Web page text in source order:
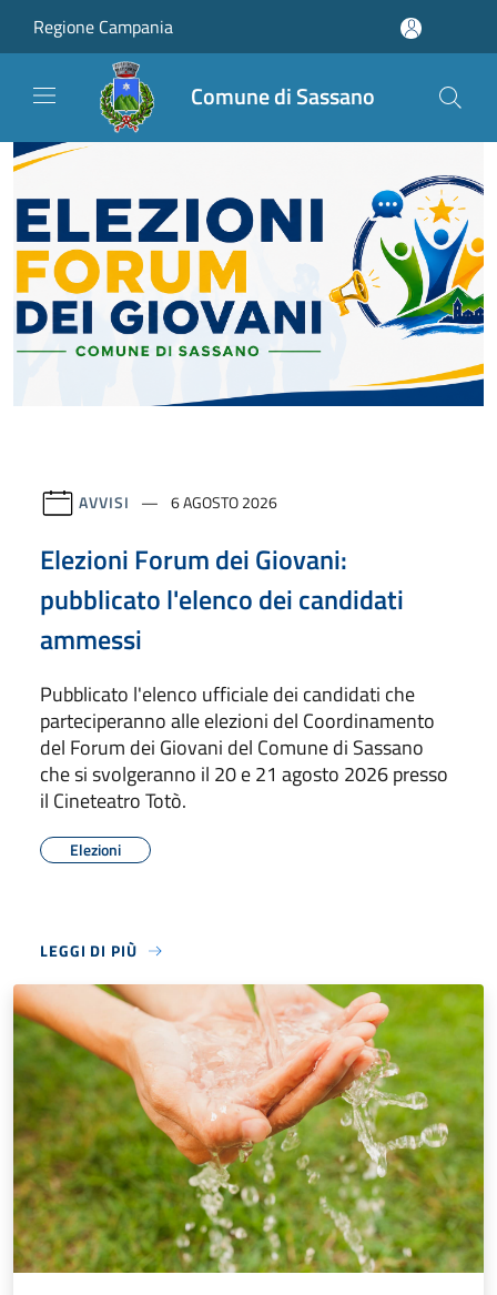
Regione Campania
Comune di Sassano
AVVISI 6 AGOSTO 2026
Elezioni Forum dei Giovani:
pubblicato l'elenco dei candidati
ammessi
Pubblicato l'elenco ufficiale dei candidati che
parteciperanno alle elezioni del Coordinamento
del Forum dei Giovani del Comune di Sassano
che si svolgeranno il 20 e 21 agosto 2026 presso
il Cineteatro Totò.
Elezioni
LEGGI DI PIÙ